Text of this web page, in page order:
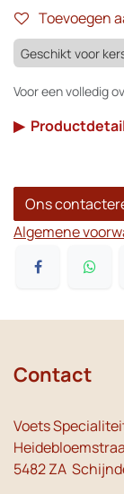
Toevoegen
Geschikt voor
Voor een volledig
▶
Ons
Algemene
Contact
Voets
5482 ZA